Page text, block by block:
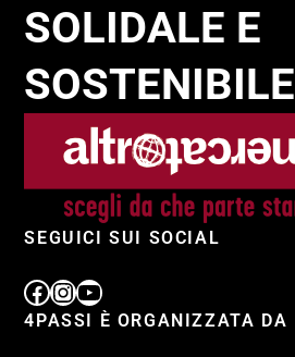
SOLIDALE E
SOSTENIBILE
SEGUICI SUI SOCIAL
4PASSI È ORGANIZZATA DA